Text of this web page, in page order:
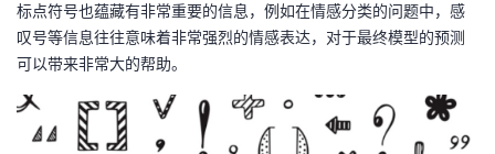
标点符号也蕴藏有非常重要的信息，例如在情感分类的问题中，感
叹号等信息往往意味着非常强烈的情感表达，对于最终模型的预测
可以带来非常大的帮助。